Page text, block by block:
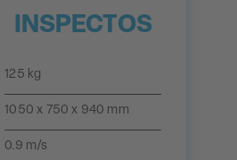
INSPECTOS
125 kg
1050 x 750 x 940 mm
0.9 m/s